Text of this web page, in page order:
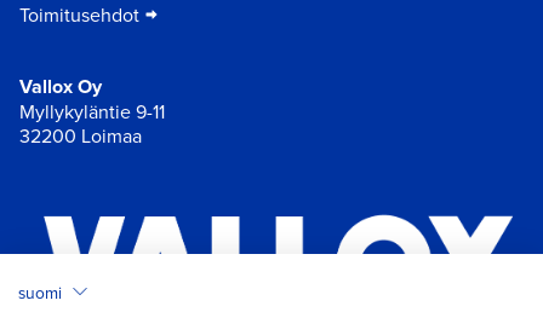
Toimitusehdot
Vallox Oy
Myllykyläntie 9-11
32200 Loimaa
suomi